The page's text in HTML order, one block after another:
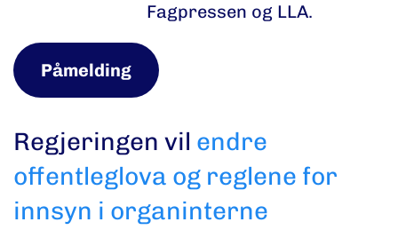
Fagpressen og LLA.
Påmelding
Regjeringen vil endre
offentleglova og reglene for
innsyn i organinterne